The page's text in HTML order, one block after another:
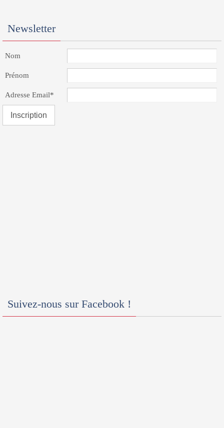
Newsletter
Nom
Prénom
Adresse Email*
Suivez-nous sur Facebook !